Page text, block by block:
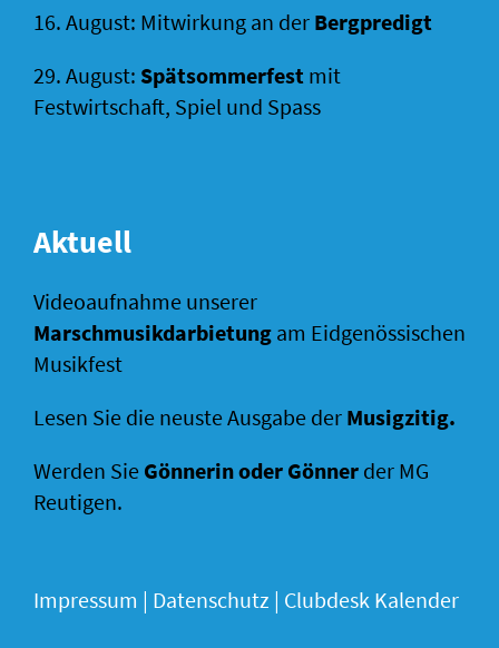
16. August: Mitwirkung an der Bergpredigt
29. August: Spätsommerfest mit
Festwirtschaft, Spiel und Spass
Aktuell
Videoaufnahme unserer
Marschmusikdarbietung am Eidgenössischen
Musikfest
Lesen Sie die neuste Ausgabe der Musigzitig.
Werden Sie Gönnerin oder Gönner der MG
Reutigen.
Impressum | Datenschutz | Clubdesk Kalender